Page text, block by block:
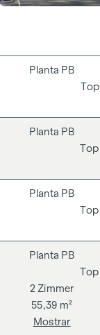
PB
PB
PB
PB
2Zimmer
55,39 m²
Mostrar